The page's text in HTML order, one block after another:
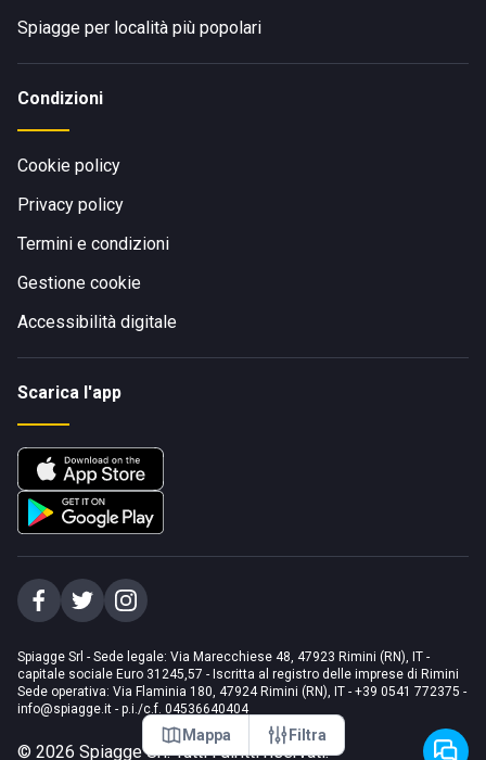
Mappa Filtra
Spiagge per località più popolari
Condizioni
Cookie policy
Privacy policy
Termini e condizioni
Gestione cookie
Accessibilità digitale
Scarica l'app
Spiagge Srl - Sede legale: Via Marecchiese 48, 47923 Rimini (RN), IT -
capitale sociale Euro 31245,57 - Iscritta al registro delle imprese di Rimini
Sede operativa: Via Flaminia 180, 47924 Rimini (RN), IT - +39 0541 772375 -
info@spiagge.it - p.i./c.f. 04536640404
© 2026 Spiagge Srl. Tutti i diritti riservati.